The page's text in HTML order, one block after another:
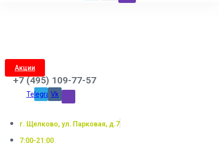
Акции
+7 (495) 109-77-57
TelegramVk
г. Щелково, ул. Парковая, д.7
7:00-21:00